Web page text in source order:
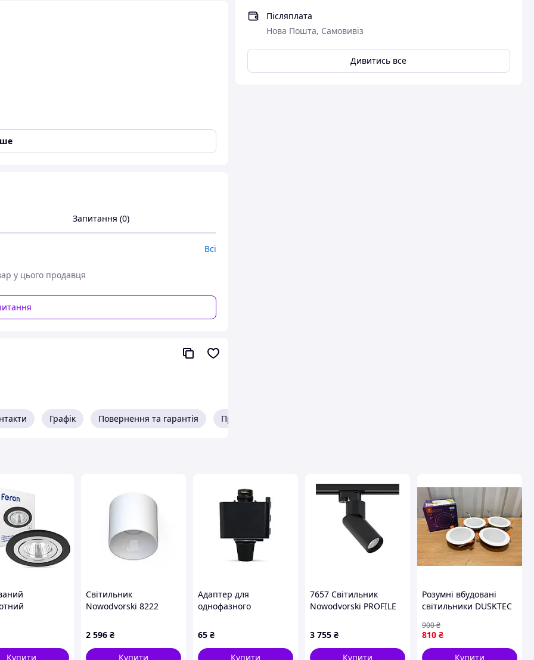
Післяплата
Нова Пошта, Самовивіз
Дивитись все
– елегантне та функціональне рішення для
акцент.
спальні, кухні, коридору або ванної
будь-який інтер'єр.
для очей світло, створюючи затишну
матеріалів, що гарантує тривалий термін
насолоджуватися новим освітленням.
Запитання (0)
Всі
у цього продавця
Графік Повернення та гарантія Про продавця
під лампу
Купити
Світильник
Nowodvorski 8222
white/white
2 596 ₴
Купити
Адаптер для
однофазного
LD1040 чорний
65 ₴
Купити
7657 Світильник
Nowodvorski PROFILE
3 755 ₴
Купити
Розумні вбудовані
світильники DUSKTEC
2700K-6000K, 6 шт.
810 ₴
900₴
Купити